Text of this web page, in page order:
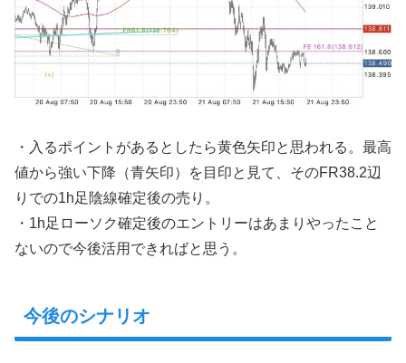
・入るポイントがあるとしたら黄色矢印と思われる。最高
値から強い下降（青矢印）を目印と見て、そのFR38.2辺
りでの1h足陰線確定後の売り。
・1h足ローソク確定後のエントリーはあまりやったこと
ないので今後活用できればと思う。
今後のシナリオ